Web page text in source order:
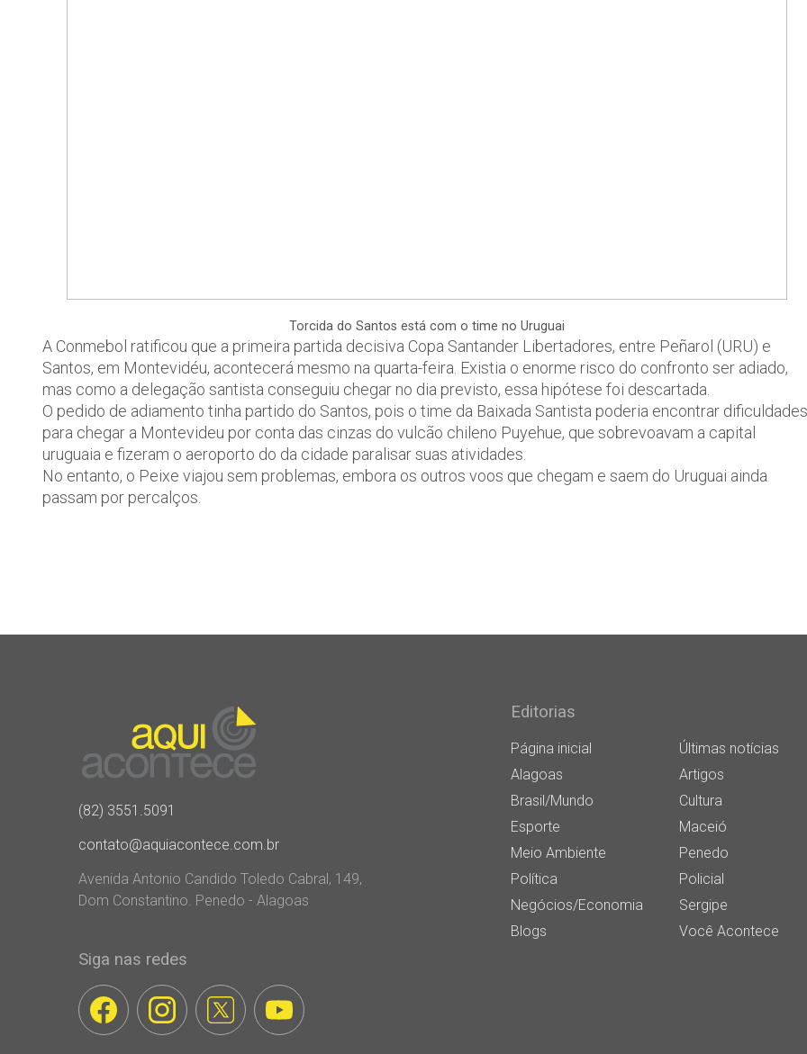
Torcida do Santos está com o time no Uruguai
A Conmebol ratificou que a primeira partida decisiva Copa Santander Libertadores, entre Peñarol (URU) e
Santos, em Montevidéu, acontecerá mesmo na quarta-feira. Existia o enorme risco do confronto ser adiado,
mas como a delegação santista conseguiu chegar no dia previsto, essa hipótese foi descartada.
O pedido de adiamento tinha partido do Santos, pois o time da Baixada Santista poderia encontrar dificuldades
para chegar a Montevideu por conta das cinzas do vulcão chileno Puyehue, que sobrevoavam a capital
uruguaia e fizeram o aeroporto do da cidade paralisar suas atividades.
No entanto, o Peixe viajou sem problemas, embora os outros voos que chegam e saem do Uruguai ainda
passam por percalços.
(82) 3551.5091
contato@aquiacontece.com.br
Avenida Antonio Candido Toledo Cabral, 149,
Dom Constantino. Penedo - Alagoas
Siga nas redes
Editorias
Página inicial
Últimas notícias
Alagoas
Artigos
Brasil/Mundo
Cultura
Esporte
Maceió
Meio Ambiente
Penedo
Política
Policial
Negócios/Economia
Sergipe
Blogs
Você Acontece